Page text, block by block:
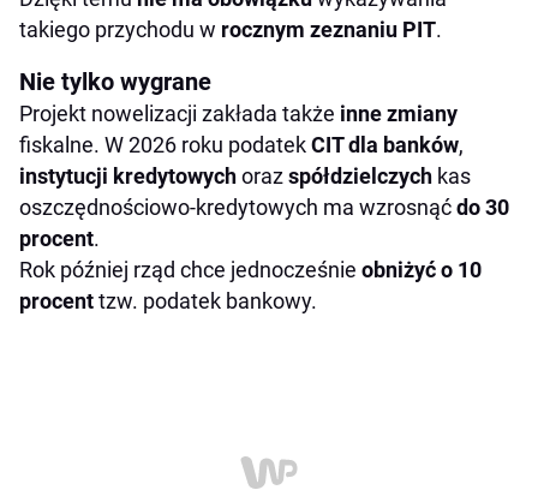
takiego przychodu w rocznym zeznaniu PIT.
Nie tylko wygrane
Projekt nowelizacji zakłada także inne zmiany
fiskalne. W 2026 roku podatekCIT dla banków,
instytucji kredytowychorazspółdzielczych kas
oszczędnościowo-kredytowych ma wzrosnąćdo 30
procent.
Rok później rząd chce jednocześnie obniżyć o 10
procenttzw. podatek bankowy.